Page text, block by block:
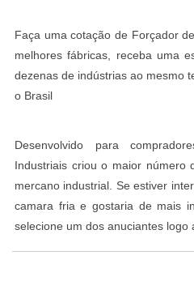
Faça uma cotação de Forçador
melhores fábricas, receba uma
dezenas de indústrias ao mesmo
o Brasil
Desenvolvido para
Industriais criou o maior número
mercano industrial. Se estiver
camara fria e gostaria de mais
selecione um dos anuciantes logo